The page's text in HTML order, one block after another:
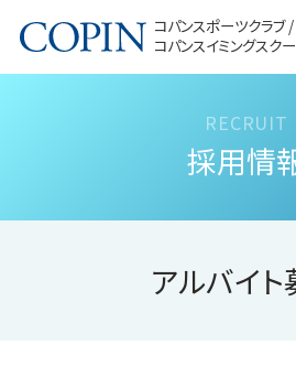
コパンスポーツクラブ /
コパンスイミングスク
採用情
アルバイ